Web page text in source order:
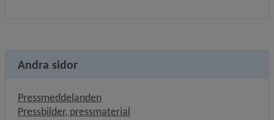
Andra sidor
Pressmeddelanden
Pressbilder, pressmaterial